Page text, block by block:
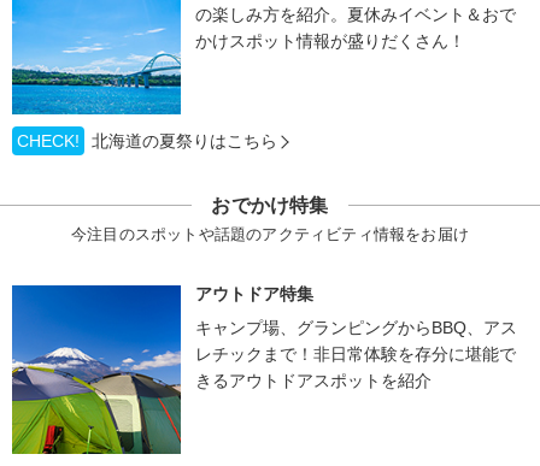
の楽しみ方を紹介。夏休みイベント＆おで
かけスポット情報が盛りだくさん！
CHECK! 北海道の夏祭りはこちら
おでかけ特集
今注目のスポットや話題のアクティビティ情報をお届け
アウトドア特集
キャンプ場、グランピングからBBQ、アス
レチックまで！非日常体験を存分に堪能で
きるアウトドアスポットを紹介